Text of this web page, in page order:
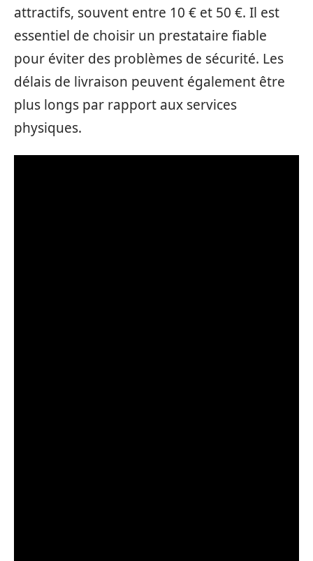
attractifs, souvent entre 10 € et 50 €. Il est
essentiel de choisir un prestataire fiable
pour éviter des problèmes de sécurité. Les
délais de livraison peuvent également être
plus longs par rapport aux services
physiques.